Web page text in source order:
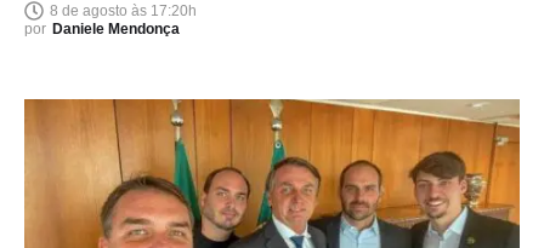
8 de agosto às 17:20h
por Daniele Mendonça